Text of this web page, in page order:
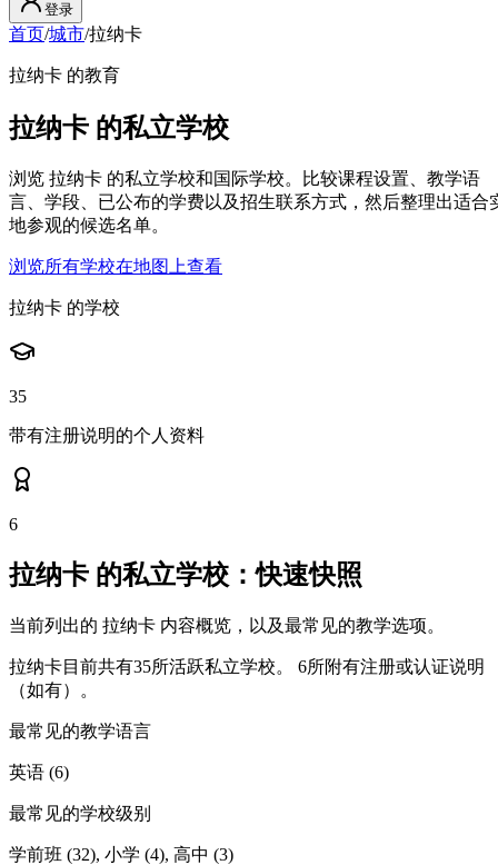
登录
首页/城市/拉纳卡
拉纳卡 的教育
拉纳卡 的私立学校
浏览 拉纳卡 的私立学校和国际学校。比较课程设置、教学语
言、学段、已公布的学费以及招生联系方式，然后整理出适合
地参观的候选名单。
浏览所有学校在地图上查看
拉纳卡 的学校
35
带有注册说明的个人资料
6
拉纳卡 的私立学校：快速快照
当前列出的 拉纳卡 内容概览，以及最常见的教学选项。
拉纳卡目前共有35所活跃私立学校。 6所附有注册或认证说明
（如有）。
最常见的教学语言
英语 (6)
最常见的学校级别
学前班 (32), 小学 (4), 高中 (3)